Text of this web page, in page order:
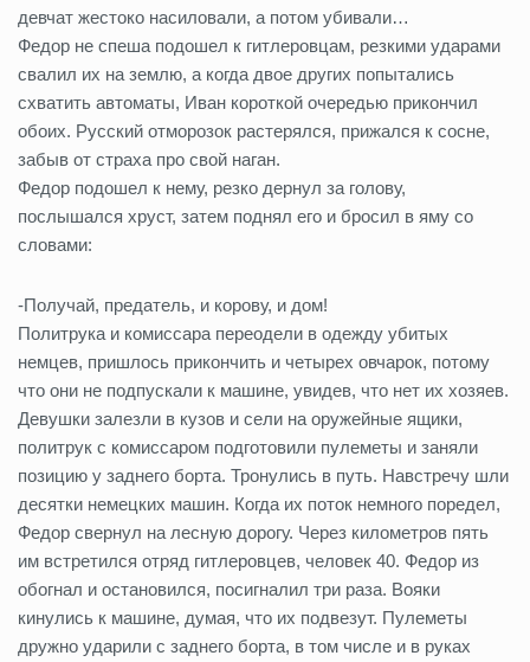
девчат жестоко насиловали, а потом убивали…
Федор не спеша подошел к гитлеровцам, резкими ударами
свалил их на землю, а когда двое других попытались
схватить автоматы, Иван короткой очередью прикончил
обоих. Русский отморозок растерялся, прижался к сосне,
забыв от страха про свой наган.
Федор подошел к нему, резко дернул за голову,
послышался хруст, затем поднял его и бросил в яму со
словами:
-Получай, предатель, и корову, и дом!
Политрука и комиссара переодели в одежду убитых
немцев, пришлось прикончить и четырех овчарок, потому
что они не подпускали к машине, увидев, что нет их хозяев.
Девушки залезли в кузов и сели на оружейные ящики,
политрук с комиссаром подготовили пулеметы и заняли
позицию у заднего борта. Тронулись в путь. Навстречу шли
десятки немецких машин. Когда их поток немного поредел,
Федор свернул на лесную дорогу. Через километров пять
им встретился отряд гитлеровцев, человек 40. Федор из
обогнал и остановился, посигналил три раза. Вояки
кинулись к машине, думая, что их подвезут. Пулеметы
дружно ударили с заднего борта, в том числе и в руках